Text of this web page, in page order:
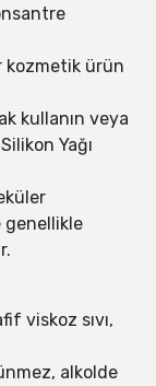
kozmetik ürün
kullanın veya
Yağı
genellikle
viskoz sıvı,
alkolde